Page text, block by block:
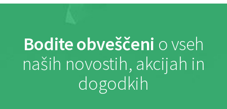
Bodite obveščeni o vseh
naših novostih, akcijah in
dogodkih